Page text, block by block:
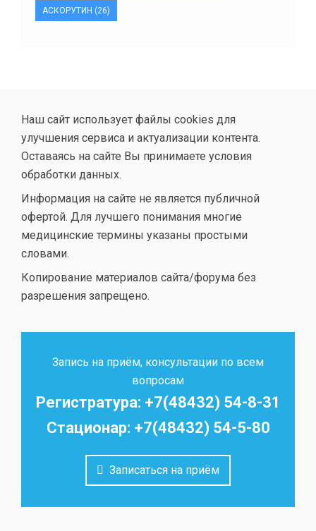
АСКОРУТИН (26)
Наш сайт использует файлы cookies для
улучшения сервиса и актуализации контента.
Оставаясь на сайте Вы принимаете условия
обработки данных.
Информация на сайте не является публичной
офертой. Для лучшего понимания многие
медицинские термины указаны простыми
словами.
Копирование материалов сайта/форума без
разрешения запрещено.
Запись на приём, консультации по всем
вопросам
Регистратура: +7(48432) 54-8-31
Стационар: +7(48432) 54-5-80
Записаться на приём